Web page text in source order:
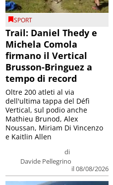
SPORT
Trail: Daniel Thedy e
Michela Comola
firmano il Vertical
Brusson-Bringuez a
tempo di record
di
Davide Pellegrino
il 08/08/2026
Oltre 200 atleti al via
dell'ultima tappa del Défì
Vertical, sul podio anche
Mathieu Brunod, Alex
Noussan, Miriam Di Vincenzo
e Kaitlin Allen